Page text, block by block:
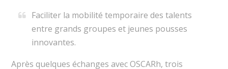
Faciliter la mobilité temporaire des talents
entre grands groupes et jeunes pousses
innovantes.
Après quelques échanges avec OSCARh, trois